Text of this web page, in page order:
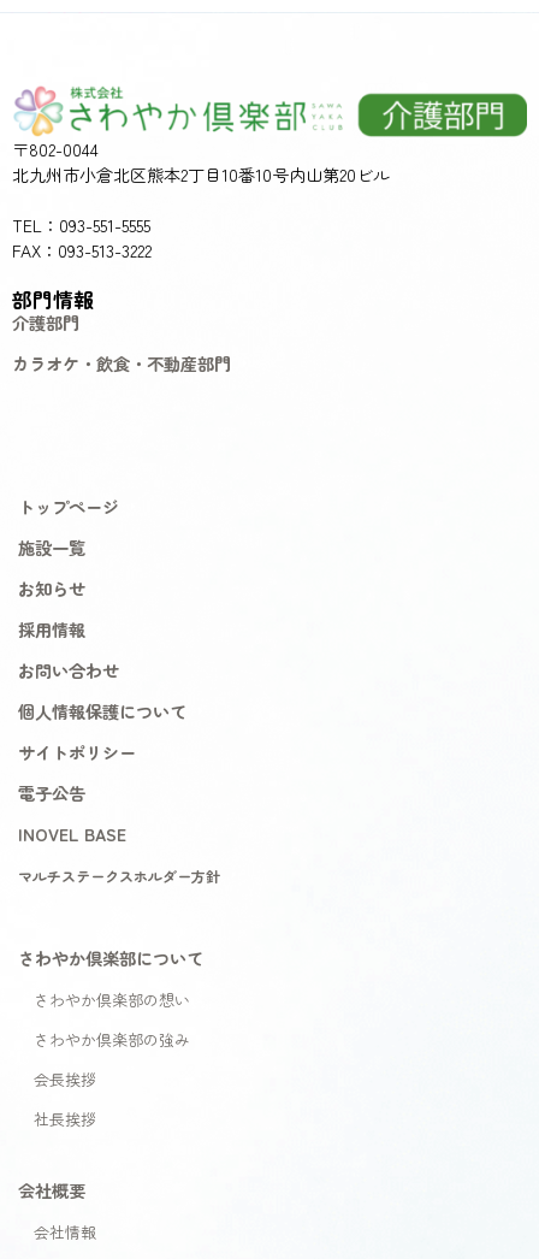
〒802-0044
北九州市小倉北区熊本2丁目10番10号内山第20ビル
TEL：093-551-5555
FAX：093-513-3222
部門情報
介護部門
カラオケ・飲食・不動産部門
トップページ
施設一覧
お知らせ
採用情報
お問い合わせ
個人情報保護について
サイトポリシー
電子公告
INOVEL BASE
マルチステークスホルダー方針
さわやか倶楽部について
さわやか倶楽部の想い
さわやか倶楽部の強み
会長挨拶
社長挨拶
会社概要
会社情報